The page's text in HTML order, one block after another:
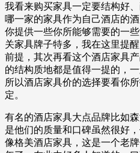
我看来购买家具一定要结构好
哪一家的家具作为自己酒店的
你提供一些你所能够需要的一
关家具牌子特多，我在这里提
前提，其次再看这个酒店家具
的结构质地都是值得一提的，
所以酒店家具价的选择要看你
定。
有名的酒店家具大点品牌比如
是他们的质量和口碑虽然很好
像格美酒店家具，这是一个老